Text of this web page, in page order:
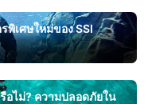
พิเศษใหม่ของ SSI
อไม่? ความปลอดภัยใน